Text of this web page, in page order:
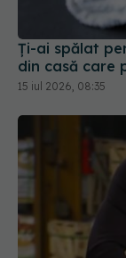
Ți-ai spălat
din casă care
15 iul 2026, 08:35